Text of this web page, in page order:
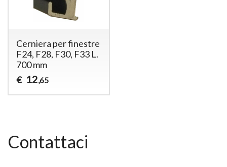
Cerniera per finestre
F24, F28, F30, F33 L.
700 mm
€ 12,65
Contattaci